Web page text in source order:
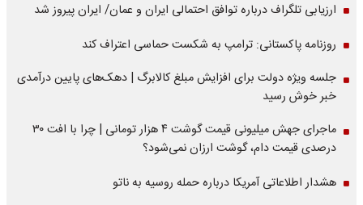
ارزیابی تلگراف درباره توافق احتمالی ایران و عمان/ ایران پیروز شد
روزنامه پاکستانی: ترامپ به شکست حماسی اعتراف کند
جلسه ویژه دولت برای افزایش مبلغ کالابرگ | دهک‌های پایین درآمدی
خبر خوش رسید
ماجرای جهش میلیونی قیمت گوشت ۴ هزار تومانی | چرا با افت ۳۰
درصدی قیمت دام، گوشت ارزان نمی‌شود؟
هشدار اطلاعاتی آمریکا درباره حمله روسیه به ناتو